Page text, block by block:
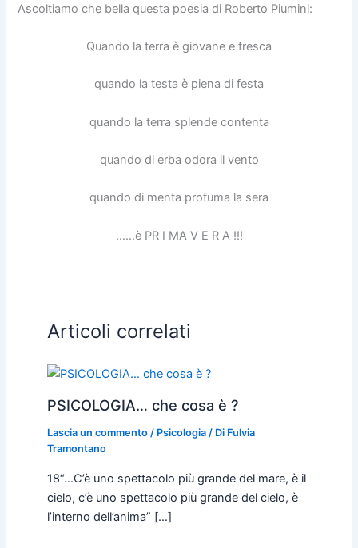
Ascoltiamo che bella questa poesia di Roberto Piumini:
Quando la terra è giovane e fresca
quando la testa è piena di festa
quando la terra splende contenta
quando di erba odora il vento
quando di menta profuma la sera
……è PR I MA V E R A !!!
Articoli correlati
PSICOLOGIA… che cosa è ?
Lascia un commento / Psicologia/ Di Fulvia
Tramontano
18“…C’è uno spettacolo più grande del mare, è il
cielo, c’è uno spettacolo più grande del cielo, è
l’interno dell’anima” […]